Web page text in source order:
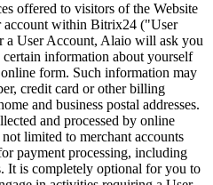
offered to visitors of the Website
account within Bitrix24 ("User
a User Account, Alaio will ask you
information about yourself
form. Such information may
credit card or other billing
and business postal addresses.
and processed by online
limited to merchant accounts
payment processing, including
It is completely optional for you to